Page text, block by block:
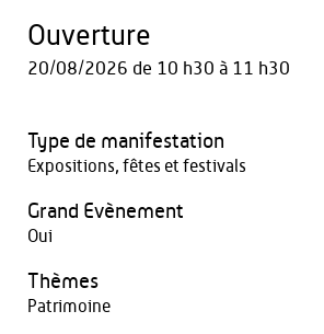
Ouverture
20/08/2026 de 10 h30 à 11 h30
Type de manifestation
Expositions, fêtes et festivals
Grand Evènement
Oui
Thèmes
Patrimoine